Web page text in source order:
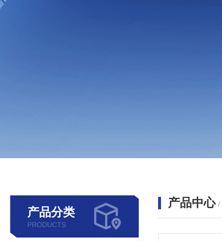
产品分类
PRODUCTS
产品中心 /